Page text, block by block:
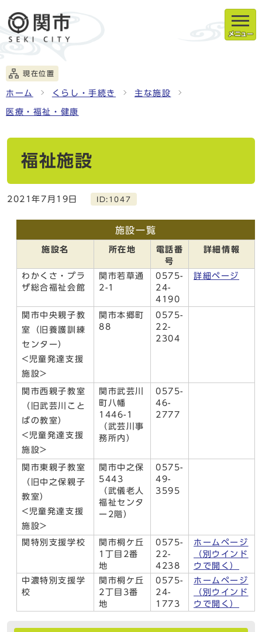
メニュー
現在位置
ホーム くらし・手続き 主な施設
医療・福祉・健康
福祉施設
2021年7月19日 ID:1047
施設一覧
施設名 所在地
電話番
号
詳細情報
わかくさ・プラ
ザ総合福祉会館
関市若草通
2-1
0575-
24-
4190
詳細ページ
関市中央親子教
室（旧養護訓練
センター）
<児童発達支援
施設>
関市本郷町
88
0575-
22-
2304
関市西親子教室
（旧武芸川こと
ばの教室）
<児童発達支援
施設>
関市武芸川
町八幡
1446-1
（武芸川事
務所内）
0575-
46-
2777
関市東親子教室
（旧中之保親子
教室）
<児童発達支援
施設>
関市中之保
5443
（武儀老人
福祉センタ
ー2階）
0575-
49-
3595
関特別支援学校
関市桐ケ丘
1丁目2番
地
0575-
22-
4238
ホームページ
（別ウインド
ウで開く）
中濃特別支援学
校
関市桐ケ丘
2丁目3番
地
0575-
24-
1773
ホームページ
（別ウインド
ウで開く）